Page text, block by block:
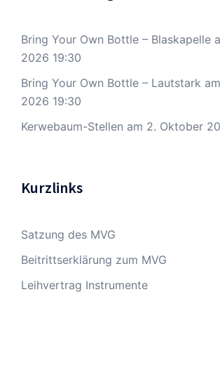
Bring Your Own Bottle – Blaskapelle
2026 19:30
Bring Your Own Bottle – Lautstark
2026 19:30
Kerwebaum-Stellen am 2. Oktober
Kurzlinks
Satzung des MVG
Beitrittserklärung zum MVG
Leihvertrag Instrumente